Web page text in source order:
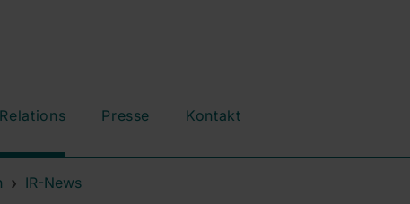
Presse Kontakt
IR-News